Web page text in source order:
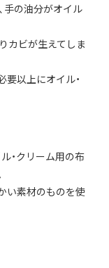
手の油分がオイル
カビが生えてしま
以上にオイル・
クリーム用の布
い素材のものを使